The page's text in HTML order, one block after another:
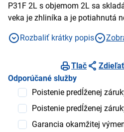
P31F 2L s objemom 2L sa
veka je zhliníka a je potiahnutá
zo skleneným okienkom. Stojan
priamo na Váš stôl. S remoskou
dusiť, vyprážať, grilovať, opekať
rozmrazovať. Vhodná je na
cesta. Priemer hrnca22 cm,
Rozbaliť krátky popis
Tlač
Odporúčané služby
Poistenie predĺženej
Poistenie predĺženej
Garancia okamžitej